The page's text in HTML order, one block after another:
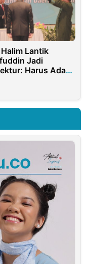
Lantik
Jadi
Harus Ada